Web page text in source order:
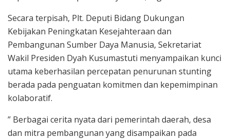
Secara terpisah, Plt. Deputi Bidang Dukungan
Kebijakan Peningkatan Kesejahteraan dan
Pembangunan Sumber Daya Manusia, Sekretariat
Wakil Presiden Dyah Kusumastuti menyampaikan kunci
utama keberhasilan percepatan penurunan stunting
berada pada penguatan komitmen dan kepemimpinan
kolaboratif.
” Berbagai cerita nyata dari pemerintah daerah, desa
dan mitra pembangunan yang disampaikan pada